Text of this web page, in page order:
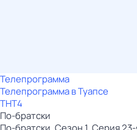
Телепрограмма
Телепрограмма в Туапсе
ТНТ4
По-братски